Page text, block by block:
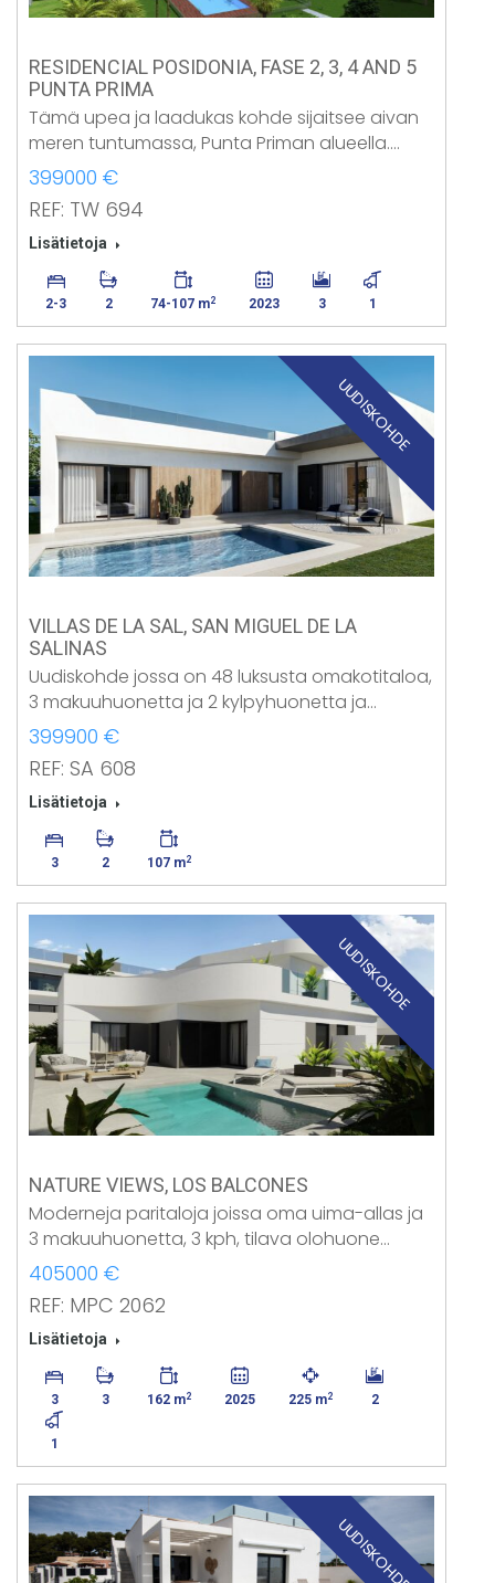
RESIDENCIAL POSIDONIA, FASE 2, 3, 4 AND 5
PUNTA PRIMA
Tämä upea ja laadukas kohde sijaitsee aivan
meren tuntumassa, Punta Priman alueella.…
399000 €
REF: TW 694
Lisätietoja
2-3 2 74-107 m2 2023 3 1
UUDISKOHDE
VILLAS DE LA SAL, SAN MIGUEL DE LA
SALINAS
Uudiskohde jossa on 48 luksusta omakotitaloa,
3 makuuhuonetta ja 2 kylpyhuonetta ja…
399900 €
REF: SA 608
Lisätietoja
3 2 107 m2
UUDISKOHDE
NATURE VIEWS, LOS BALCONES
Moderneja paritaloja joissa oma uima-allas ja
3 makuuhuonetta, 3 kph, tilava olohuone…
405000 €
REF: MPC 2062
Lisätietoja
3 3 162 m2 2025 225 m2 2
1
UUDISKOHDE